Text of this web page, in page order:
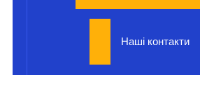
Наші контакти